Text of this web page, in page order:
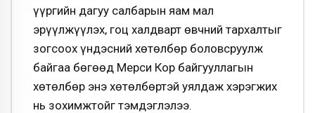
үүргийн дагуу салбарын яам мал
эрүүлжүүлэх, гоц халдварт өвчний тархалтыг
зогсоох үндэсний хөтөлбөр боловсруулж
байгаа бөгөөд Мерси Кор байгууллагын
хөтөлбөр энэ хөтөлбөртэй уялдаж хэрэгжих
нь зохимжтойг тэмдэглэлээ.